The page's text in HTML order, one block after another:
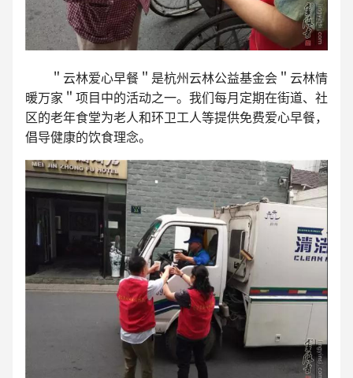
＂云林爱心早餐＂是杭州云林公益基金会＂云林情
暖万家＂项目中的活动之一。我们每月定期在街道、社
区的老年食堂为老人和环卫工人等提供免费爱心早餐，
倡导健康的饮食理念。